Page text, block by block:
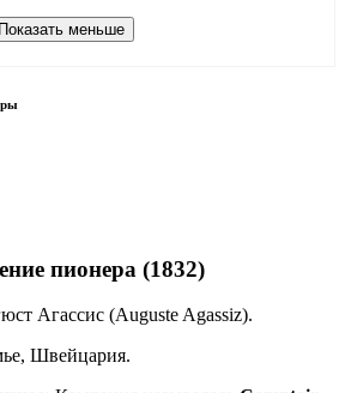
Показать меньше
пионера (1832)
Агассис (Auguste Agassiz).
Швейцария.